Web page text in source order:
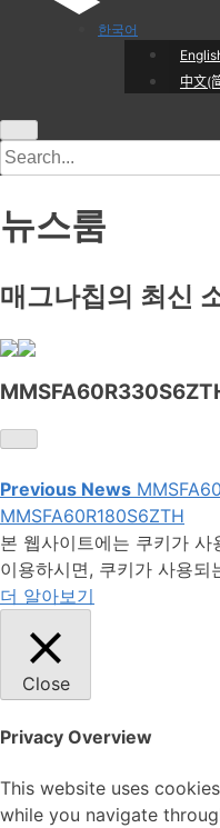
한국어
中文(
뉴스룸
매그나칩의 최신
Previous News
MMSFA60R180S6ZTH
본 웹사이트에는 쿠키가
이용하시면, 쿠키가 사용
더 알아보기
Close
Privacy Overview
This website uses
while you navigate